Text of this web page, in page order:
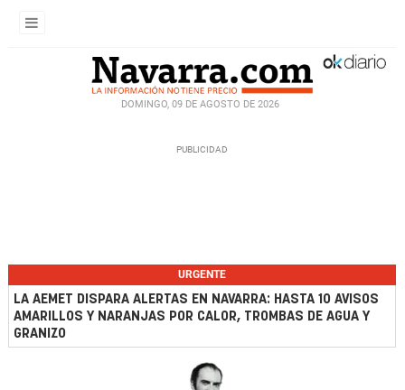
DOMINGO, 09 DE AGOSTO DE 2026
URGENTE
LA AEMET DISPARA ALERTAS EN NAVARRA: HASTA 10 AVISOS
AMARILLOS Y NARANJAS POR CALOR, TROMBAS DE AGUA Y
GRANIZO